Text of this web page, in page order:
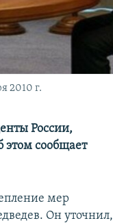
2010 г.
России,
сообщает
мер
Он уточнил,